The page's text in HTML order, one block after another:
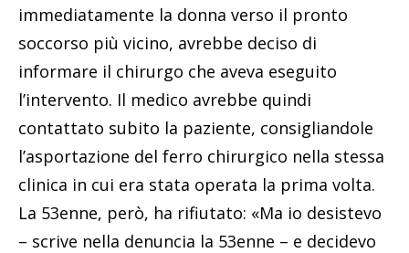
immediatamente la donna verso il pronto
soccorso più vicino, avrebbe deciso di
informare il chirurgo che aveva eseguito
l’intervento. Il medico avrebbe quindi
contattato subito la paziente, consigliandole
l’asportazione del ferro chirurgico nella stessa
clinica in cui era stata operata la prima volta.
La 53enne, però, ha rifiutato: «Ma io desistevo
– scrive nella denuncia la 53enne – e decidevo